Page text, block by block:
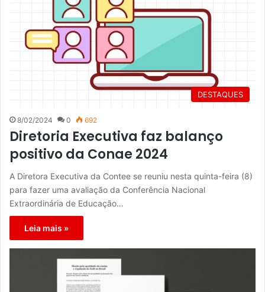
DESTAQUES
8/02/2024 0 692
Diretoria Executiva faz balanço
positivo da Conae 2024
A Diretora Executiva da Contee se reuniu nesta quinta-feira (8)
para fazer uma avaliação da Conferência Nacional
Extraordinária de Educação…
Leia mais »